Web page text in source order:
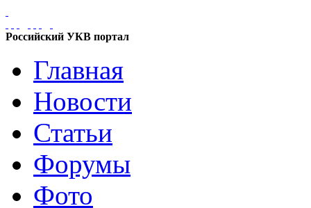
Российский УКВ портал
Главная
Новости
Статьи
Форумы
Фото